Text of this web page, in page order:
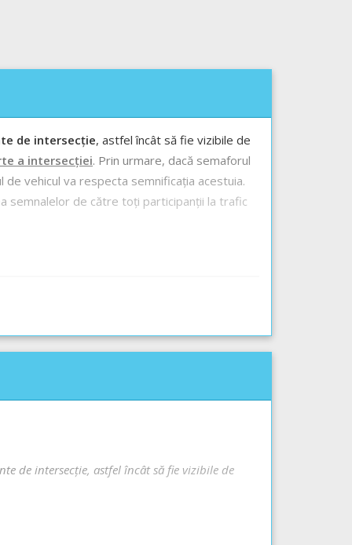
de intersecție, astfel încât să fie vizibile de
a intersecției. Prin urmare, dacă semaforul
vehicul va respecta semnificația acestuia.
semnalelor de către toți participanții la trafic
de intersecţie, astfel încât să fie vizibile de